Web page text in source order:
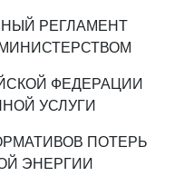
РЕГЛАМЕНТ
ФЕДЕРАЦИИ
УСЛУГИ
ПОТЕРЬ
ЭНЕРГИИ